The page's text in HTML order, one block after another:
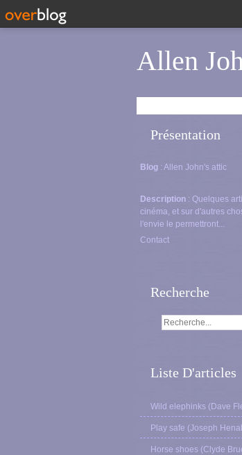
Allen
Présentation
Blog : Allen John's attic
Description : Quelques
cinéma, et sur d'autres
l'envie le permettront...
Contact
Recherche
Liste D'articles
Wild elephinks (Dave
Play safe (Joseph
Horse shoes (Clyde